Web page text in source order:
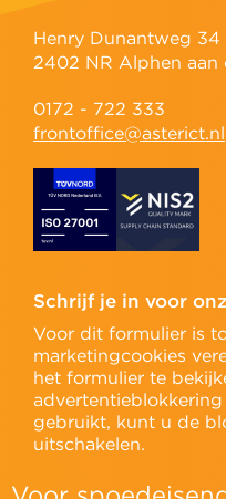
Henry Dunantweg 34
2402 NR Alphen aan
0172 - 722 333
frontoffice@asterict.nl
Schrijf je in voor
Voor dit formulier is
marketingcookies
het formulier te
gebruikt, kunt u de
uitschakelen.